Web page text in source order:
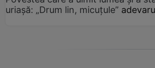
uriașă: „Drum lin, micuțule”